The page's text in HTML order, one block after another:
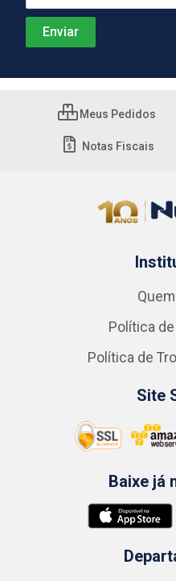
Meus Pedidos
Notas Fiscais
Política
Política de
Site
Baixe já